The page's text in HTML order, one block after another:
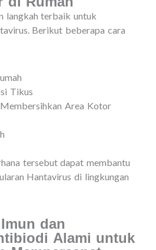
langkah terbaik untuk
Berikut beberapa cara
Tikus
Area Kotor
tersebut dapat membantu
Hantavirus di lingkungan
dan
Alami untuk